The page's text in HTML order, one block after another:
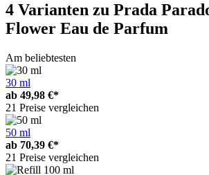
4 Varianten zu Prada
Flower Eau de Parfum
Am beliebtesten
30 ml
ab 49,98 €*
21 Preise vergleichen
50 ml
ab 70,39 €*
21 Preise vergleichen